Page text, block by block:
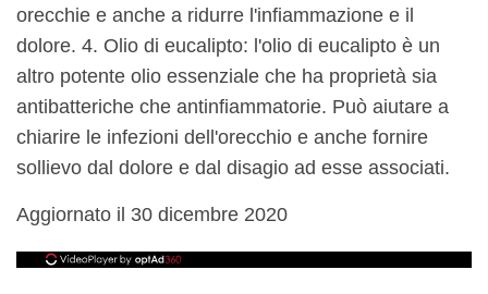
orecchie e anche a ridurre l'infiammazione e il
dolore. 4. Olio di eucalipto: l'olio di eucalipto è un
altro potente olio essenziale che ha proprietà sia
antibatteriche che antinfiammatorie. Può aiutare a
chiarire le infezioni dell'orecchio e anche fornire
sollievo dal dolore e dal disagio ad esse associati.
Aggiornato il 30 dicembre 2020